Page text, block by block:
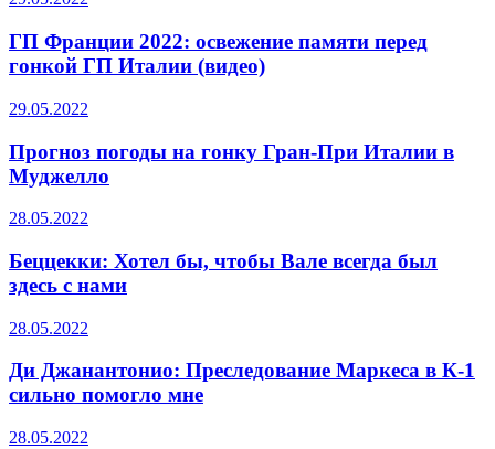
ГП Франции 2022: освежение памяти перед
гонкой ГП Италии (видео)
29.05.2022
Прогноз погоды на гонку Гран-При Италии в
Муджелло
28.05.2022
Беццекки: Хотел бы, чтобы Вале всегда был
здесь с нами
28.05.2022
Ди Джанантонио: Преследование Маркеса в К-1
сильно помогло мне
28.05.2022